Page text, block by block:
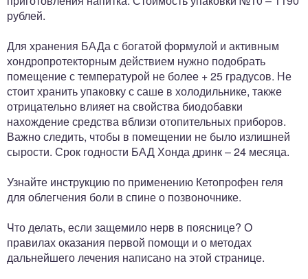
рублей.
Для хранения БАДа с богатой формулой и активным
хондропротекторным действием нужно подобрать
помещение с температурой не более + 25 градусов. Не
стоит хранить упаковку с саше в холодильнике, также
отрицательно влияет на свойства биодобавки
нахождение средства вблизи отопительных приборов.
Важно следить, чтобы в помещении не было излишней
сырости. Срок годности БАД Хонда дринк – 24 месяца.
Узнайте инструкцию по применению Кетопрофен геля
для облегчения боли в спине о позвоночнике.
Что делать, если защемило нерв в пояснице? О
правилах оказания первой помощи и о методах
дальнейшего лечения написано на этой странице.